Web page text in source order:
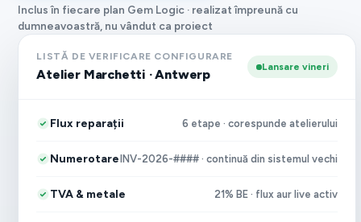
Inclus în fiecare plan Gem Logic · realizat împreună cu
dumneavoastră, nu vândut ca proiect
LISTĂ DE VERIFICARE CONFIGURARE
Atelier Marchetti · Antwerp Lansare vineri
Flux reparații 6 etape · corespunde atelierului
Numerotare INV-2026-#### · continuă din sistemul vechi
TVA & metale 21% BE · flux aur live activ